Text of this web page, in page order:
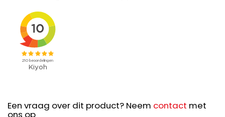
Een vraag over dit product? Neem contact met
ons op